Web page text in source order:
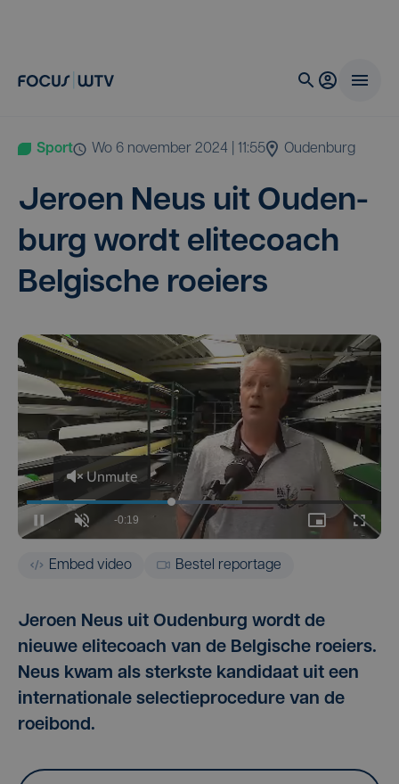
Sport wo 6 november 2024 | 11:55 Oudenburg
Jeroen Neus uit Ouden­
burg wordt elite­coach
Bel­gi­sche roeiers
Embed video Bestel reportage
Jeroen Neus uit Oudenburg wordt de
nieuwe elitecoach van de Belgische roeiers.
Neus kwam als sterkste kandidaat uit een
internationale selectieprocedure van de
roeibond.